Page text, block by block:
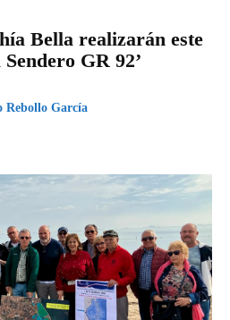
Bella realizarán este
GR 92’
Rebollo García